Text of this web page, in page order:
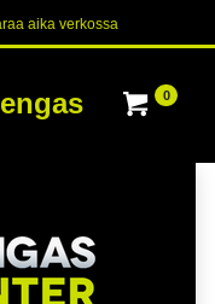
aika verk​​​​ossa
0